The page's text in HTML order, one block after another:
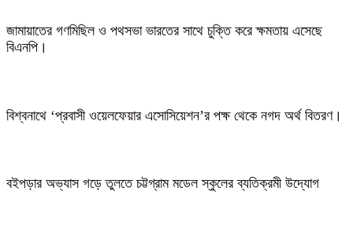
জামায়াতের গণমিছিল ও পথসভা ভারতের সাথে চুক্তি করে ক্ষমতায় এসেছে
বিএনপি।
বিশ্বনাথে ‘প্রবাসী ওয়েলফেয়ার এসোসিয়েশন’র পক্ষ থেকে নগদ অর্থ বিতরণ।
বইপড়ার অভ্যাস গড়ে তুলতে চট্টগ্রাম মডেল স্কুলের ব্যতিক্রমী উদ্যোগ